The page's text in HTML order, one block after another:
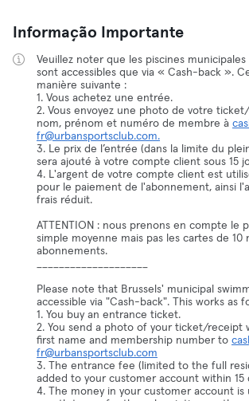
Informação Importante
Veuillez noter que les piscines
sont accessibles que via « Cash-back ».
manière suivante :
1. Vous achetez une entrée.
2. Vous envoyez une photo de votre
nom, prénom et numéro de membre à
fr@urbansportsclub.com.
3. Le prix de l’entrée (dans la limite du
sera ajouté à votre compte client sous 15
4. L'argent de votre compte client est
pour le paiement de l'abonnement, ainsi
frais réduit.
ATTENTION : nous prenons en compte le
simple moyenne mais pas les cartes de 10
abonnements.
Please note that Brussels' municipal
accessible via "Cash-back". This works as
1. You buy an entrance ticket.
2. You send a photo of your ticket/receipt
first name and membership number to
fr@urbansportsclub.com
3. The entrance fee (limited to the full
added to your customer account within 15
4. The money in your customer account is